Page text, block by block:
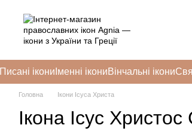
Писані ікони Іменні ікониВінчальні ікони
Головна Ікони Ісуса Христа
Ікона Ісус